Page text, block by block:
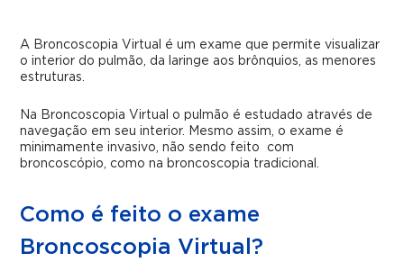
A Broncoscopia Virtual é um exame que permite visualizar
o interior do pulmão, da laringe aos brônquios, as menores
estruturas.
Na Broncoscopia Virtual o pulmão é estudado através de
navegação em seu interior. Mesmo assim, o exame é
minimamente invasivo, não sendo feito com
broncoscópio, como na broncoscopia tradicional.
Como é feito o exame
Broncoscopia Virtual?